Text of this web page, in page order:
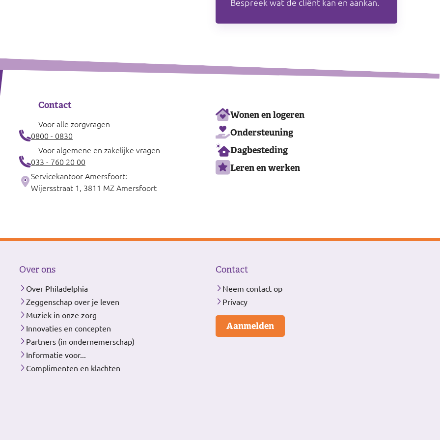
Contact
Voor alle zorgvragen
0800 - 0830
Voor algemene en zakelijke vragen
033 - 760 20 00
Servicekantoor Amersfoort:
Wijersstraat 1, 3811 MZ Amersfoort
Ons
aanbod
Wonen en logeren
Ondersteuning
Dagbesteding
Leren en werken
Over ons
Over Philadelphia
Zeggenschap over je leven
Muziek in onze zorg
Innovaties en concepten
Partners (in ondernemerschap)
Informatie voor...
Complimenten en klachten
Contact
Neem contact op
Privacy
Aanmelden